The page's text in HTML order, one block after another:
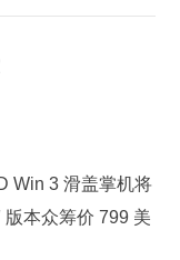
Win 3 滑盖掌机将
本众筹价 799 美